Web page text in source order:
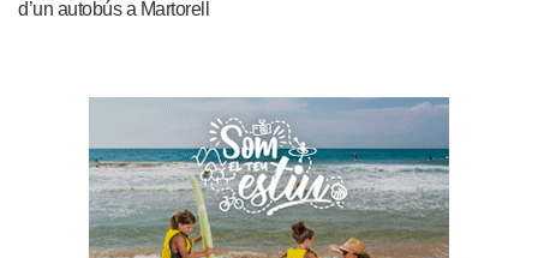
d’un autobús a Martorell